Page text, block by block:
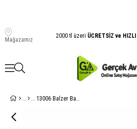
Mağazamız
2000 tl üzeri ÜCRETSİZ ve HIZLI
13006 Balzer Balık Kafalı Tüylü 10 gr